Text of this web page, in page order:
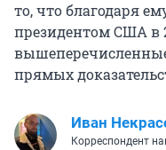
то, что благодаря
президентом США в
прямых
Иван
Корреспондент